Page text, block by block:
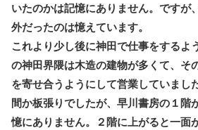
いたのかは記憶にありません。ですが
外だったのは憶えています。
これより少し後に神田で仕事をするよ
の神田界隈は木造の建物が多くて、そ
を寄せ合うようにして営業していまし
間か板張りでしたが、早川書房の１階
憶にありません。２階に上がると一面